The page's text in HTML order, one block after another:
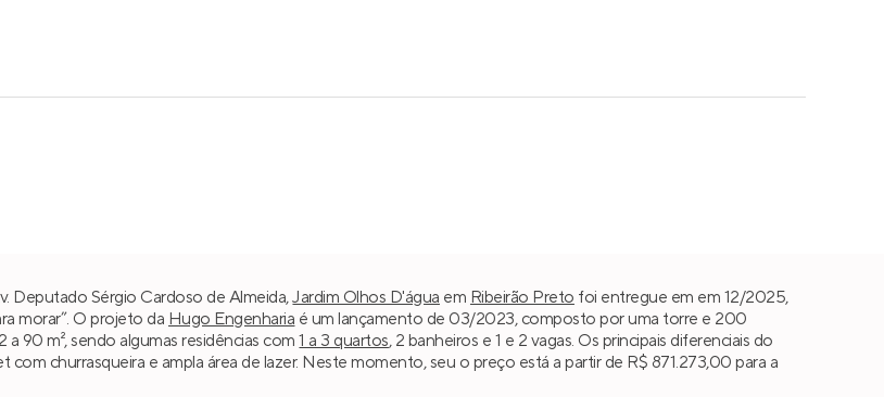
Deputado Sérgio Cardoso de Almeida,Jardim Olhos D'água em Ribeirão Preto foi entregue em em 12/2025,
morar”. O projeto da Hugo Engenharia é um lançamento de 03/2023, composto por uma torre e 200
a 90 m², sendo algumas residências com1 a 3 quartos, 2 banheiros e 1 e 2 vagas. Os principais diferenciais do
com churrasqueira e ampla área de lazer. Neste momento, seu o preço está a partir de R$ 871.273,00 para a